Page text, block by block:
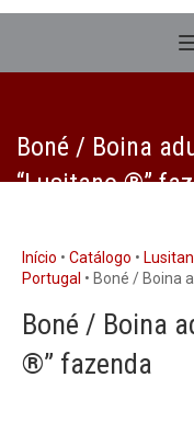
Boné / Boina
“Lusitano ®”
Início • Catálogo •
Portugal • Boné / Boina
Boné / Boina
®” fazenda